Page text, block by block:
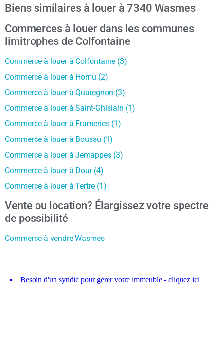
Biens similaires à louer à 7340 Wasmes
Commerces à louer dans les communes
limitrophes de Colfontaine
Commerce à louer à Colfontaine (3)
Commerce à louer à Hornu (2)
Commerce à louer à Quaregnon (3)
Commerce à louer à Saint-Ghislain (1)
Commerce à louer à Frameries (1)
Commerce à louer à Boussu (1)
Commerce à louer à Jemappes (3)
Commerce à louer à Dour (4)
Commerce à louer à Tertre (1)
Vente ou location? Élargissez votre spectre
de possibilité
Commerce à vendre Wasmes